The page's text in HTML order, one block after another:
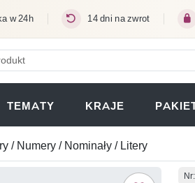
w 24h 14 dni na zwrot
SIĘ W NOWEJ KARCIE)
TEMATY KRAJE
/ Numery / Nominały / Litery
Nr